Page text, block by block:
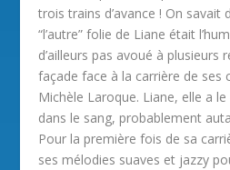
trois trains d’avance ! On savait
“l’autre” folie de Liane était
d’ailleurs pas avoué à plusieurs
façade face à la carrière de ses
Michèle Laroque. Liane, elle a
dans le sang, probablement
Pour la première fois de sa
ses mélodies suaves et jazzy